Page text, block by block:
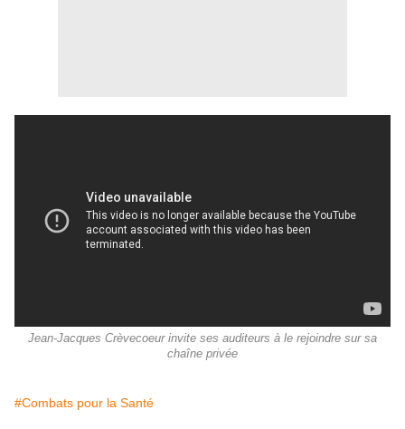
Jean-Jacques Crèvecoeur invite ses auditeurs à le rejoindre sur sa
chaîne privée
#Combats pour la Santé